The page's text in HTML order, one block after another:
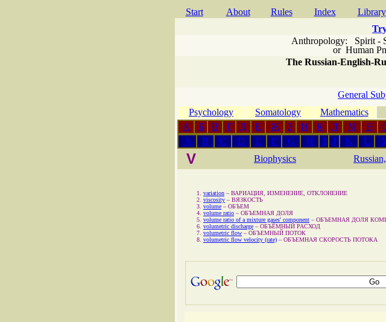
Start About Rules Index Library
Anthropology: Spirit -
or Human
The Russian-English-
General
Psychology
Somatology Mathematics
А
Б В Г Д Е Ж З И К Л М Н
A
B C D E F G H I J K L
V Biophysics Russian,
variation – ВАРИАЦИЯ, ИЗМЕНЕНИЕ, ОТКЛОНЕНИЕ
viscosity – ВЯЗКОСТЬ
volume – ОБЪЕМ
volume ratio – ОБЪЕМНАЯ ДОЛЯ
volume ratio of a mixture gases' component – ОБЪЕМНАЯ ДОЛЯ
volumetric discharge – ОБЪЁМНЫЙ РАСХОД
volumetric flow – ОБЪЕМНЫЙ ПОТОК
volumetric flow velocity (rate) – ОБЪЕМНАЯ СКОРОСТЬ ПОТОКА